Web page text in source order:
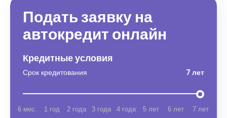
Подать заявку на
автокредит онлайн
Кредитные условия
Срок кредитования 7 лет
6 мес. 1 год 2 года 3 года 4 года 5 лет 6 лет 7 лет